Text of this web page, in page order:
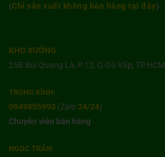
(Chỉ sản xuất không bán hàng tại đây)
KHO XƯỞNG :
25B Bùi Quang Là, P.12, Q.Gò Vấp, TP.HCM
TRỌNG KÍNH:
0949855993 (Zalo 24/24)
Chuyên viên bán hàng
NGỌC TRÂN: